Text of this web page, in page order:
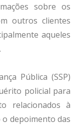
sobre os
outros clientes
aqueles
Pública (SSP)
policial para
relacionados à
o depoimento das